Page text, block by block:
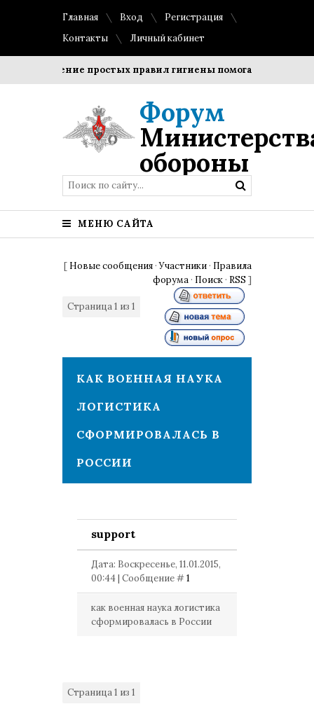
Главная Вход
Регистрация
Контакты
Личный кабинет
Соблюдение простых правил гигиены помогает
Форум
обороны
МЕНЮ САЙТА
[ Новые сообщения ·Участники · Правила
форума · Поиск · RSS ]
Страница1 из 1
КАК ВОЕННАЯ НАУКА
ЛОГИСТИКА
СФОРМИРОВАЛАСЬ В
РОССИИ
support
Дата: Воскресенье, 11.01.2015,
00:44 | Сообщение #1
как военная наука логистика
сформировалась в России
Страница1 из 1